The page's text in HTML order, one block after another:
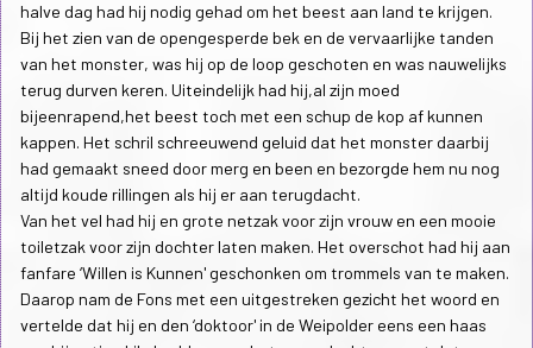
halve dag had hij nodig gehad om het beest aan land te krijgen.
Bij het zien van de opengesperde bek en de vervaarlijke tanden
van het monster, was hij op de loop geschoten en was nauwelijks
terug durven keren. Uiteindelijk had hij,al zijn moed
bijeenrapend,het beest toch met een schup de kop af kunnen
kappen. Het schril schreeuwend geluid dat het monster daarbij
had gemaakt sneed door merg en been en bezorgde hem nu nog
altijd koude rillingen als hij er aan terugdacht.
Van het vel had hij en grote netzak voor zijn vrouw en een mooie
toiletzak voor zijn dochter laten maken. Het overschot had hij aan
fanfare ‘Willen is Kunnen' geschonken om trommels van te maken.
Daarop nam de Fons met een uitgestreken gezicht het woord en
vertelde dat hij en den ‘doktoor' in de Weipolder eens een haas